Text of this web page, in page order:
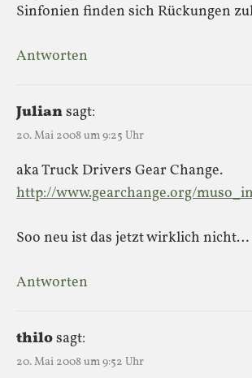
Sinfonien finden sich Rückungen
Antworten
Juliansagt:
20. Mai 2008 um 9:25 Uhr
aka Truck Drivers Gear Change.
http://www.gearchange.org/
Soo neu ist das jetzt wirklich nicht…
Antworten
thilosagt:
20. Mai 2008 um 9:52 Uhr